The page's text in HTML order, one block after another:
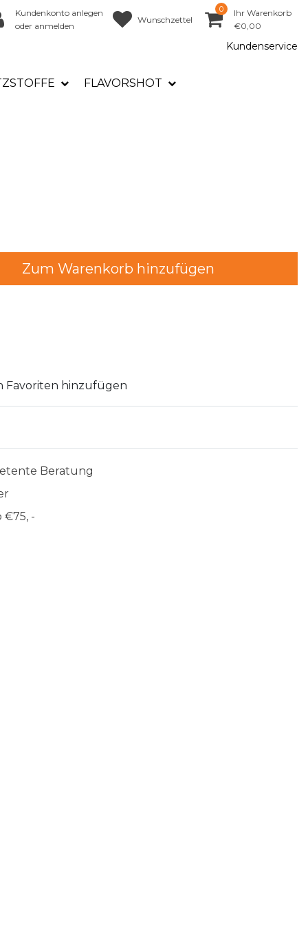
Kundenkonto anlegen
oder anmelden
Wunschzettel
0
Ihr Warenkorb
€0,00
Kundenservice
FLAVORSHOT
Zum Warenkorb hinzufügen
Favoriten hinzufügen
Beratung
€75, -